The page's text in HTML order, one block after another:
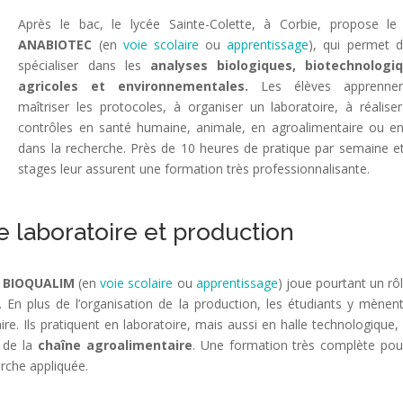
Après le bac, le lycée Sainte-Colette, à Corbie, propose
ANABIOTEC (en voie scolaire ouapprentissage), qui permet
spécialiser dans les analyses biologiques,
agricoles et environnementales. Les élèves
maîtriser les protocoles, à organiser un laboratoire, à
contrôles en santé humaine, animale, en agroalimentaire ou
dans la recherche. Près de 10 heures de pratique par semaine
stages leur assurent une formation très professionnalisante.
laboratoire et production
(envoie scolaire ou apprentissage) joue pourtant un
plus de l’organisation de la production, les étudiants y
Ils pratiquent en laboratoire, mais aussi en halle technologique,
la chaîne agroalimentaire. Une formation très complète
appliquée.